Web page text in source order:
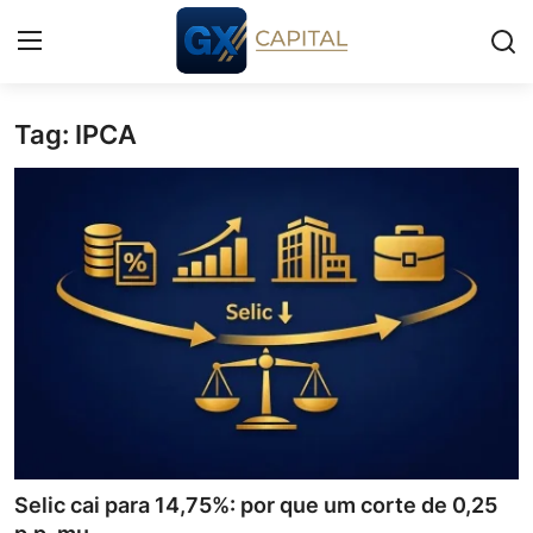
Entrar
Simuladores
Contato
Tag: IPCA
Selic cai para 14,75%: por que um corte de 0,25